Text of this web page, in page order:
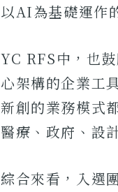
以AI為基礎運作
YC RFS中，也
心架構的企業工
新創的業務模式
醫療、政府、設
綜合來看，入選